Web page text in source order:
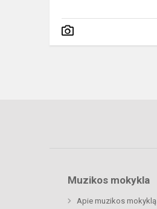
Muzikos mokykla
Apie muzikos mokyklą